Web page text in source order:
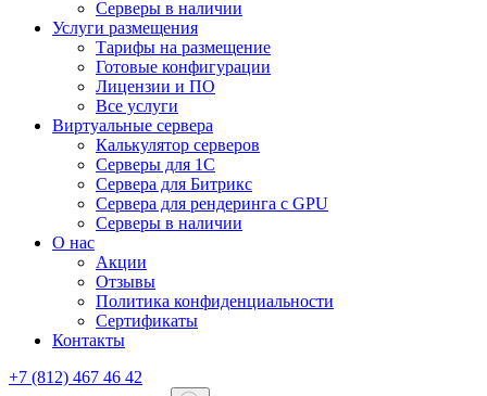
Серверы в наличии
Услуги размещения
Тарифы на размещение
Готовые конфигурации
Лицензии и ПО
Все услуги
Виртуальные сервера
Калькулятор серверов
Серверы для 1С
Сервера для Битрикс
Сервера для рендеринга с GPU
Серверы в наличии
О нас
Акции
Отзывы
Политика конфиденциальности
Сертификаты
Контакты
+7 (812) 467 46 42